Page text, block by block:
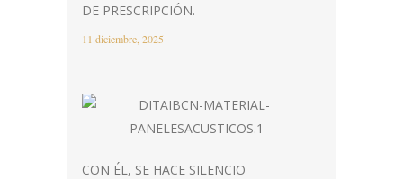
DE PRESCRIPCIÓN.
11 diciembre, 2025
CON ÉL, SE HACE SILENCIO